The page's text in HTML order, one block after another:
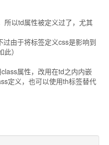
所以td属性被定义过了，尤其
过由于将标签定义css是影响到
）
属性，改用在td之内内嵌
定义，也可以使用th标签替代